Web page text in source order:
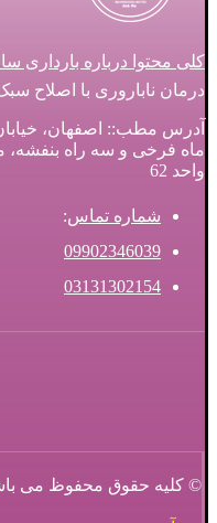
کلی محتوا درباره بارداری سالم(با 30 سال تجربه
درمان ناباروری با اصلاح
آدرس مطب:: اصفهان،
واحد 62
شماره تماس:
09902346039
03131302154
© کلیه حقوق محفوظ می